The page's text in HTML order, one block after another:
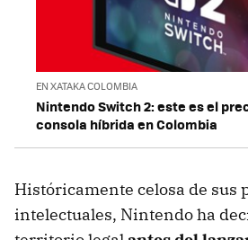
EN XATAKA COLOMBIA
Nintendo Switch 2: este es el
consola híbrida en Colombia
Históricamente celosa de sus
intelectuales, Nintendo ha